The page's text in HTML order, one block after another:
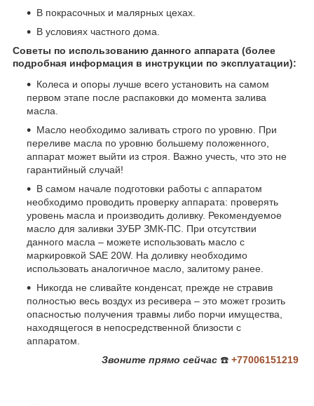
В покрасочных и малярных цехах.
В условиях частного дома.
Советы по использованию данного аппарата (более
подробная информация в инструкции по эксплуатации):
Колеса и опоры лучше всего установить на самом
первом этапе после распаковки до момента залива
масла.
Масло необходимо заливать строго по уровню. При
переливе масла по уровню большему положенного,
аппарат может выйти из строя. Важно учесть, что это не
гарантийный случай!
В самом начале подготовки работы с аппаратом
необходимо проводить проверку аппарата: проверять
уровень масла и производить доливку. Рекомендуемое
масло для заливки ЗУБР ЗМК-ПС. При отсутствии
данного масла – можете использовать масло с
маркировкой SAE 20W. На доливку необходимо
использовать аналогичное масло, залитому ранее.
Никогда не сливайте конденсат, прежде не стравив
полностью весь воздух из ресивера – это может грозить
опасностью получения травмы либо порчи имущества,
находящегося в непосредственной близости с
аппаратом.
Звоните прямо сейчас ☎️ +77006151219